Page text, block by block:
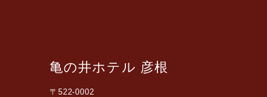
亀の井ホテル 彦根
〒522-0002